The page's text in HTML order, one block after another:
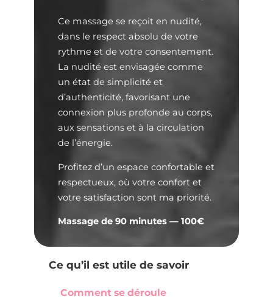
Ce massage se reçoit en nudité,
dans le respect absolu de votre
rythme et de votre consentement.
La nudité est envisagée comme
un état de simplicité et
d’authenticité, favorisant une
connexion plus profonde au corps,
aux sensations et à la circulation
de l’énergie.
Profitez d’un espace confortable et
respectueux, où votre confort et
votre satisfaction sont ma priorité.
Massage de 90 minutes — 100€
Ce qu’il est utile de savoir
Comment se déroule